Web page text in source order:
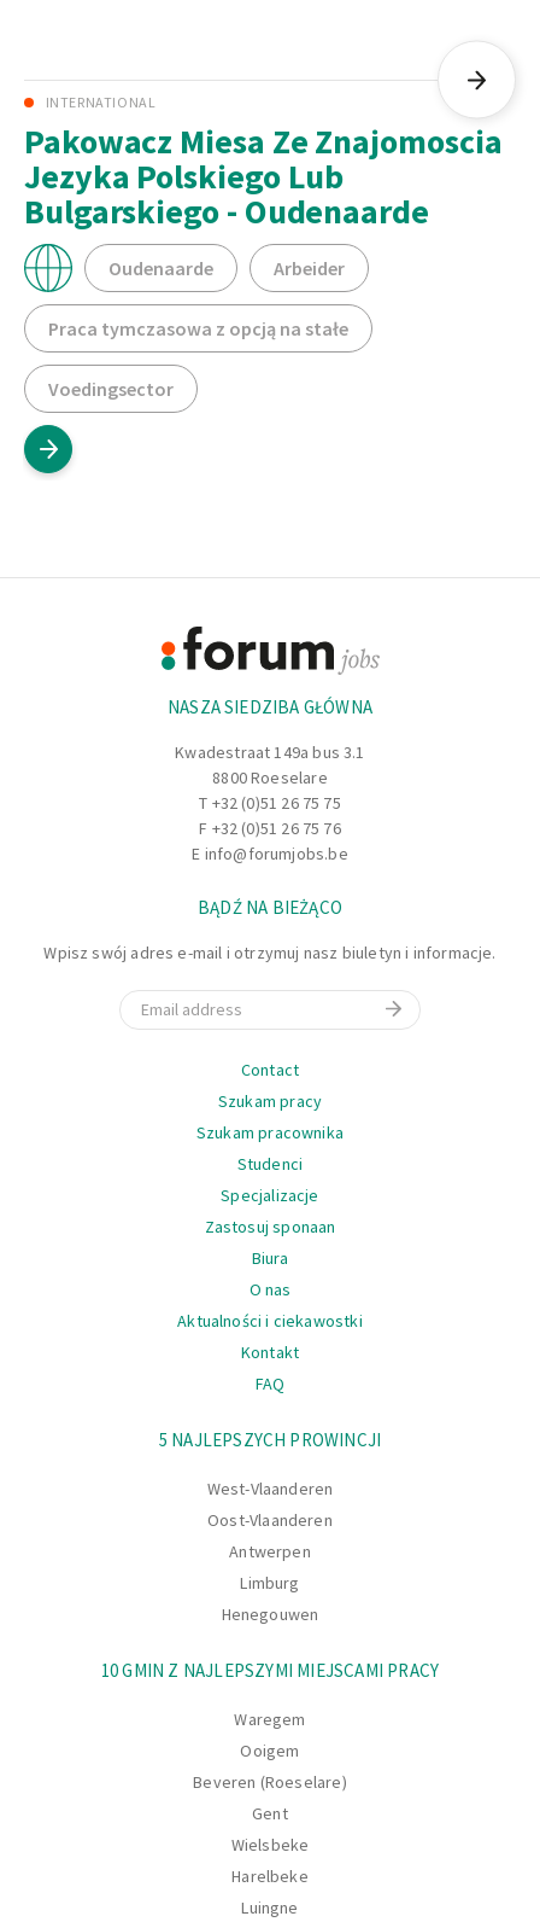
INTERNATIONAL
Pakowacz Miesa Ze Znajomoscia
Jezyka Polskiego Lub
Bulgarskiego - Oudenaarde
Oudenaarde Arbeider
Praca tymczasowa z opcją na stałe
Voedingsector
NASZA SIEDZIBA GŁÓWNA
Kwadestraat 149a bus 3.1
8800 Roeselare
T +32 (0)51 26 75 75
F +32 (0)51 26 75 76
E info@forumjobs.be
BĄDŹ NA BIEŻĄCO
Wpisz swój adres e-mail i otrzymuj nasz biuletyn i informacje.
Email
Contact
Szukam pracy
Szukam pracownika
Studenci
Specjalizacje
Zastosuj sponaan
Biura
O nas
Aktualności i ciekawostki
Kontakt
FAQ
5 NAJLEPSZYCH PROWINCJI
West-Vlaanderen
Oost-Vlaanderen
Antwerpen
Limburg
Henegouwen
10 GMIN Z NAJLEPSZYMI MIEJSCAMI PRACY
Waregem
Ooigem
Beveren (Roeselare)
Gent
Wielsbeke
Harelbeke
Luingne